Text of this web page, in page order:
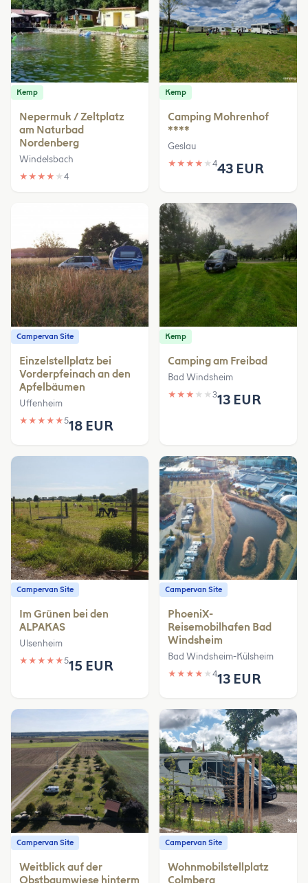
Kemp
Nepermuk / Zeltplatz
am Naturbad
Nordenberg
Windelsbach
★ ★ ★ ★ ★ 4
Kemp
Camping Mohrenhof
****
Geslau
★ ★ ★ ★ ★ 443 EUR
Campervan Site
Einzelstellplatz bei
Vorderpfeinach an den
Apfelbäumen
Uffenheim
★ ★ ★ ★ ★518 EUR
Kemp
Camping am Freibad
Bad Windsheim
★ ★ ★ ★ ★ 313 EUR
Campervan Site
Im Grünen bei den
ALPAKAS
Ulsenheim
★ ★ ★ ★ ★515 EUR
Campervan Site
PhoeniX-
Reisemobilhafen Bad
Windsheim
Bad Windsheim-Külsheim
★ ★ ★ ★ ★ 413 EUR
Campervan Site
Weitblick auf der
Obstbaumwiese hinterm
Campervan Site
Wohnmobilstellplatz
Colmberg